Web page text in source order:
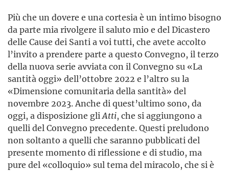
Più che un dovere e una cortesia è un intimo bisogno
da parte mia rivolgere il saluto mio e del Dicastero
delle Cause dei Santi a voi tutti, che avete accolto
l’invito a prendere parte a questo Convegno, il terzo
della nuova serie avviata con il Convegno su «La
santità oggi» dell’ottobre 2022 e l’altro su la
«Dimensione comunitaria della santità» del
novembre 2023. Anche di quest’ultimo sono, da
oggi, a disposizione gli Atti, che si aggiungono a
quelli del Convegno precedente. Questi preludono
non soltanto a quelli che saranno pubblicati del
presente momento di riflessione e di studio, ma
pure del «colloquio» sul tema del miracolo, che si è